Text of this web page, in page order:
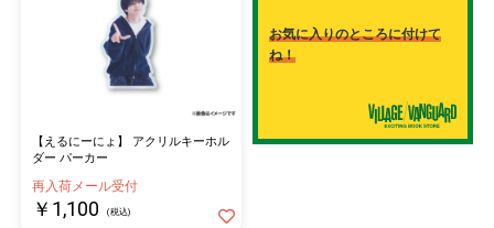
【えるにーにょ】 アクリルキーホル
ダー パーカー
再入荷メール受付
￥1,100 (税込)
お気に入りのところに付けて
ね！